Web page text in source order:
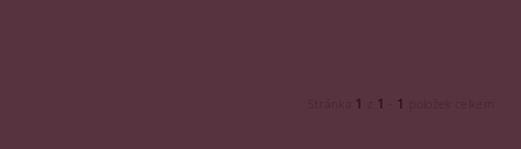
1 1 1